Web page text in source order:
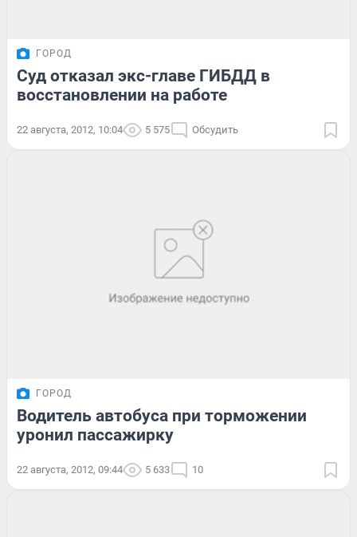
ГОРОД
Суд отказал экс-главе ГИБДД в
восстановлении на работе
22 августа, 2012, 10:04 5 575 Обсудить
ГОРОД
Водитель автобуса при торможении
уронил пассажирку
22 августа, 2012, 09:44 5 633 10